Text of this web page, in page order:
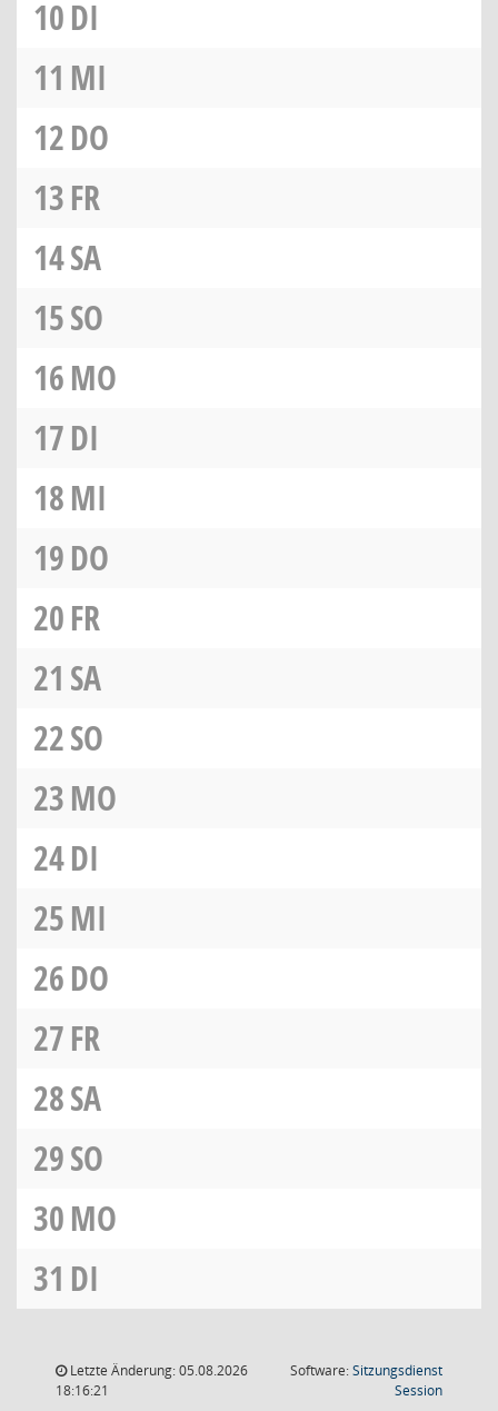
10DI
11 MI
12DO
13FR
14SA
15SO
16MO
17DI
18MI
19DO
20FR
21 SA
22SO
23MO
24DI
25MI
26DO
27FR
28SA
29SO
30MO
31 DI
Letzte Änderung: 05.08.2026
18:16:21
Software:Sitzungsdienst
Session(Wird in